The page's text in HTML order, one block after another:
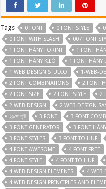
Tags 0 FONT 0 FONT STYLE
0 FONT WITH SLASH
007 FONT
1 FONT HÁNY FORINT
1 FONT
1 FONT HÁNY KILÓ
1 FONT HÁNY
1 WEB DESIGN STUDIO
1-WEB-
2 FONT COMBINATIONS
2 FONT
2 FONT SIZE
2 FONT STYLE 2
2 WEB DESIGN
2 WEB DESIGN
২১শে ফন্ট
3 FONT 3 FONT
3 FONT GENERATOR
3 FONT
3 FONT STYLES
3 FONT TO HUF
4 FONT AWESOME
4 FONT FREE
4 FONT STYLE
4 FONT TO HUF
4 WEB DESIGN ELEMENTS
4 WEB
4 WEB DESIGN PRINCIPLES AND